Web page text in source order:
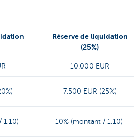
Réserve de liquidation
(25%)
10.000 EUR
7.500 EUR (25%)
1,10) 10% (montant / 1,10)